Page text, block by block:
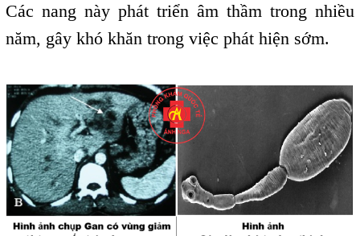
Các nang này phát triển âm thầm trong nhiều
năm, gây khó khăn trong việc phát hiện sớm.